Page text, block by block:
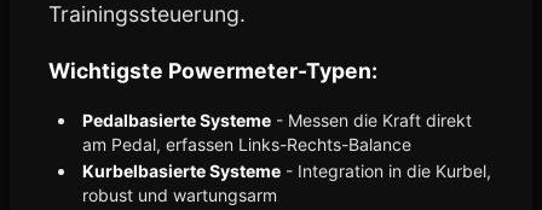
Trainingssteuerung.
Wichtigste Powermeter-Typen:
Pedalbasierte Systeme - Messen die Kraft direkt
am Pedal, erfassen Links-Rechts-Balance
Kurbelbasierte Systeme - Integration in die Kurbel,
robust und wartungsarm